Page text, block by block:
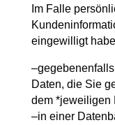
Im Falle
eingewilligt
Daten, die Sie
dem *jeweiligen
–in einer